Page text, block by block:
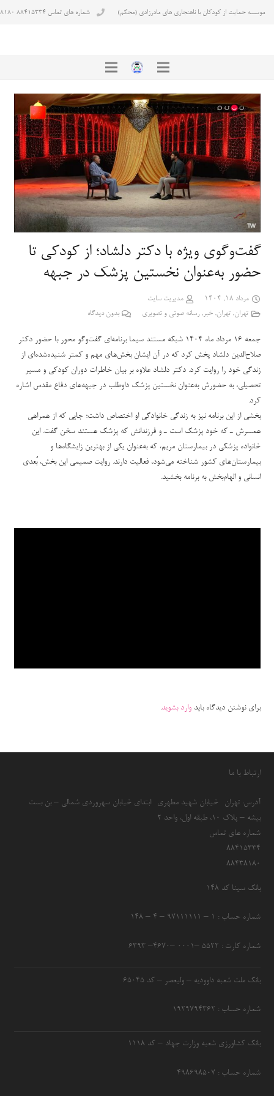
موسسه حمایت از کودکان با ناهنجاری های مادرزادی (محکم) شماره های تماس ۸۸۴۱۵۳۳۴ ۸۸۴۳۸۱۸۰
گفت‌وگوی ویژه با دکتر دلشاد؛ از کودکی تا
حضور به‌عنوان نخستین پزشک در جبهه
مرداد 18, 1404
مدیریت سایت
تهران, تهران, خبر ,رسانه صوتی و تصویری بدون دیدگاه
جمعه 16 مرداد ماه 1404 شبکه مستند سیما برنامه‌ای گفت‌وگو محور با حضور دکتر
صلاح‌الدین دلشاد پخش کرد که در آن ایشان بخش‌های مهم و کمتر شنیده‌شده‌ای از
زندگی خود را روایت کرد. دکتر دلشاد علاوه بر بیان خاطرات دوران کودکی و مسیر
تحصیلی، به حضورش به‌عنوان نخستین پزشک داوطلب در جبهه‌های دفاع مقدس اشاره
کرد.
بخشی از این برنامه نیز به زندگی خانوادگی او اختصاص داشت؛ جایی که از همراهی
همسرش ـ که خود پزشک است ـ و فرزندانش که پزشک هستند سخن گفت. این
خانواده پزشکی در بیمارستان مریم، که به‌عنوان یکی از بهترین زایشگاه‌ها و
بیمارستان‌های کشور شناخته می‌شود، فعالیت دارند. روایت صمیمی این بخش، بُعدی
انسانی و الهام‌بخش به برنامه بخشید.
برای نوشتن دیدگاه بایدوارد بشوید.
ارتباط با ما
آدرس: تهران- خیابان شهید مطهری- ابتدای خیابان سهروردی شمالی – بن بست
بیشه – پلاک 10، طبقه اول، واحد 2
شماره های تماس
۸۸۴۱۵۳۳۴
۸۸۴۳۸۱۸۰
بانک سینا کد ۱۴۸
شماره حساب : ۱ – ۹۷۱۱۱۱۱۱ – ۴ – ۱۴۸
شماره کارت : ۵۵۲۲ –۰۰۰۱ –۴۶۷۰– ۶۳۹۳
بانک ملت شعبه داوودیه – ولیعصر – کد ۶۵۰۴۵
شماره حساب : ۱۹۲۹۷۹۴۳۶۲
بانک کشاورزی شعبه وزارت جهاد – کد 1118
شماره حساب : ۴۹۸۶۹۸۵۰۷